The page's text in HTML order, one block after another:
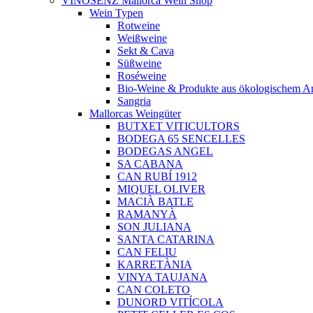
Wein Typen
Rotweine
Weißweine
Sekt & Cava
Süßweine
Roséweine
Bio-Weine & Produkte aus ökologischem
Sangria
Mallorcas Weingüter
BUTXET VITICULTORS
BODEGA 65 SENCELLES
BODEGAS ANGEL
SA CABANA
CAN RUBÍ 1912
MIQUEL OLIVER
MACIÀ BATLE
RAMANYÀ
SON JULIANA
SANTA CATARINA
CAN FELIU
KARRETÀNIA
VINYA TAUJANA
CAN COLETO
DUNORD VITÍCOLA